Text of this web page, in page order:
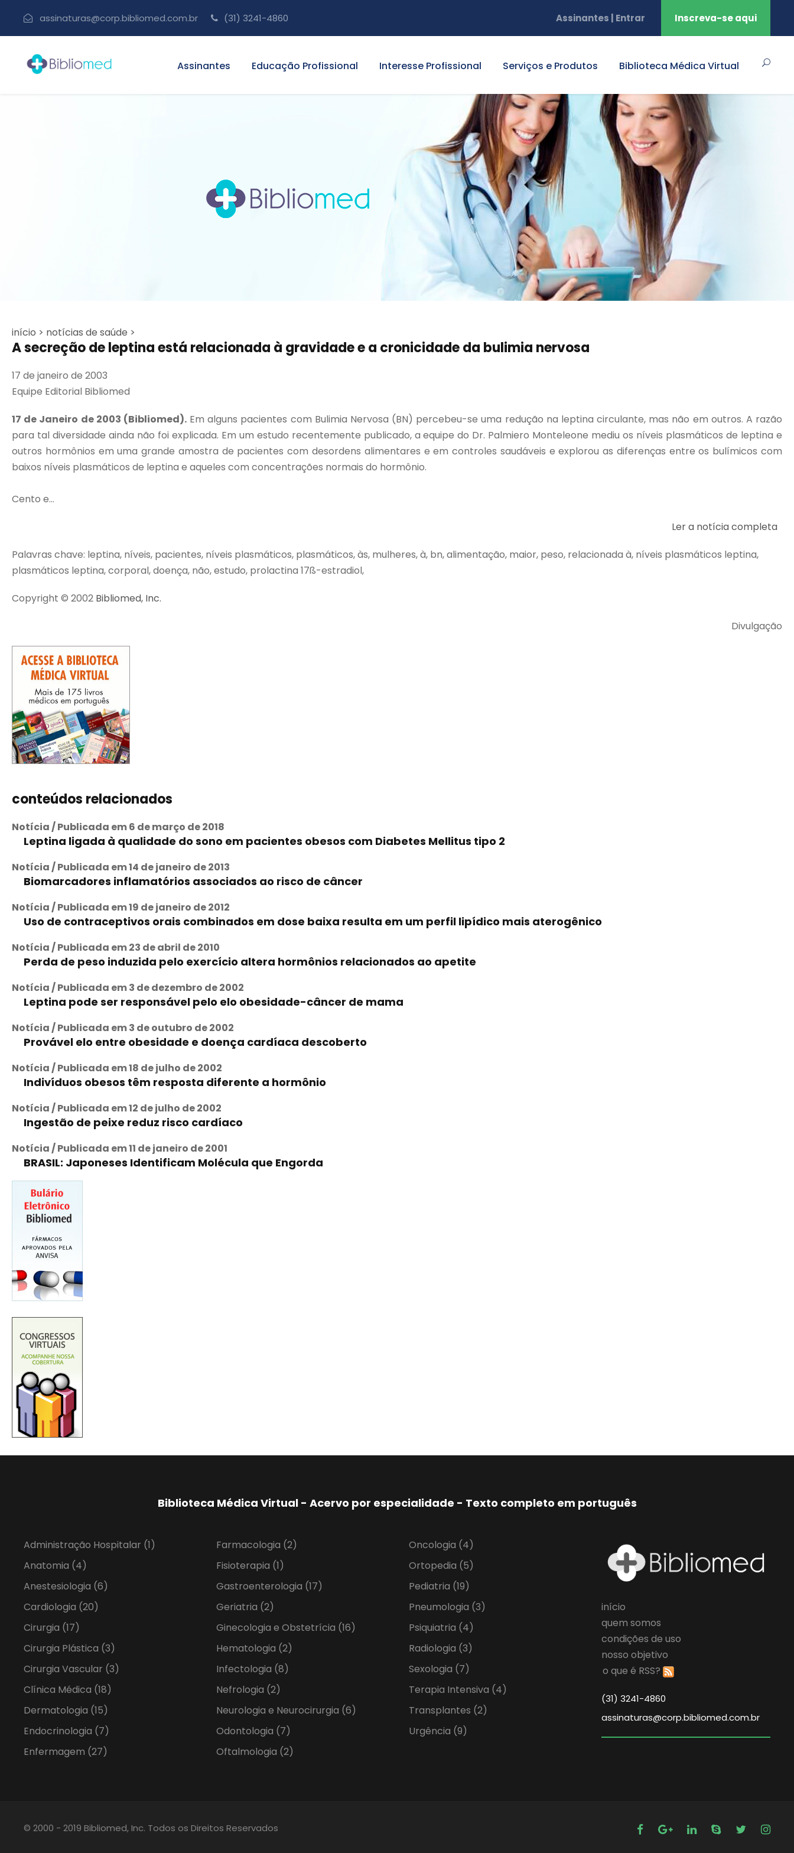
assinaturas@corp.bibliomed.com.br (31) 3241-4860 Assinantes | Entrar Inscreva-se aqui
Assinantes Educação Profissional Interesse Profissional Serviços e Produtos Biblioteca Médica Virtual
início > notícias de saúde >
A secreção de leptina está relacionada à gravidade e a cronicidade da bulimia nervosa
17 de janeiro de 2003
Equipe Editorial Bibliomed
17 de Janeiro de 2003 (Bibliomed).Em alguns pacientes com Bulimia Nervosa (BN) percebeu-se uma redução na leptina circulante, mas não em outros. A razão
para tal diversidade ainda não foi explicada. Em um estudo recentemente publicado, a equipe do Dr. Palmiero Monteleone mediu os níveis plasmáticos de leptina e
outros hormônios em uma grande amostra de pacientes com desordens alimentares e em controles saudáveis e explorou as diferenças entre os bulímicos com
baixos níveis plasmáticos de leptina e aqueles com concentrações normais do hormônio.
Cento e...
Ler a notícia completa
Palavras chave: leptina, níveis, pacientes, níveis plasmáticos, plasmáticos, às, mulheres, à, bn, alimentação, maior, peso, relacionada à, níveis plasmáticos leptina,
plasmáticos leptina, corporal, doença, não, estudo, prolactina 17ß-estradiol,
Copyright © 2002 Bibliomed, Inc.
Divulgação
conteúdos relacionados
Notícia / Publicada em 6 de março de 2018
Leptina ligada à qualidade do sono em pacientes obesos com Diabetes Mellitus tipo 2
Notícia / Publicada em 14 de janeiro de 2013
Biomarcadores inflamatórios associados ao risco de câncer
Notícia / Publicada em 19 de janeiro de 2012
Uso de contraceptivos orais combinados em dose baixa resulta em um perfil lipídico mais aterogênico
Notícia / Publicada em 23 de abril de 2010
Perda de peso induzida pelo exercício altera hormônios relacionados ao apetite
Notícia / Publicada em 3 de dezembro de 2002
Leptina pode ser responsável pelo elo obesidade-câncer de mama
Notícia / Publicada em 3 de outubro de 2002
Provável elo entre obesidade e doença cardíaca descoberto
Notícia / Publicada em 18 de julho de 2002
Indivíduos obesos têm resposta diferente a hormônio
Notícia / Publicada em 12 de julho de 2002
Ingestão de peixe reduz risco cardíaco
Notícia / Publicada em 11 de janeiro de 2001
BRASIL: Japoneses Identificam Molécula que Engorda
Biblioteca Médica Virtual - Acervo por especialidade - Texto completo em português
Administração Hospitalar (1)
Anatomia (4)
Anestesiologia (6)
Cardiologia (20)
Cirurgia (17)
Cirurgia Plástica (3)
Cirurgia Vascular (3)
Clínica Médica (18)
Dermatologia (15)
Endocrinologia (7)
Enfermagem (27)
Farmacologia (2)
Fisioterapia (1)
Gastroenterologia (17)
Geriatria (2)
Ginecologia e Obstetrícia (16)
Hematologia (2)
Infectologia (8)
Nefrologia (2)
Neurologia e Neurocirurgia (6)
Odontologia (7)
Oftalmologia (2)
Oncologia (4)
Ortopedia (5)
Pediatria (19)
Pneumologia (3)
Psiquiatria (4)
Radiologia (3)
Sexologia (7)
Terapia Intensiva (4)
Transplantes (2)
Urgência (9)
início
quem somos
condições de uso
nosso objetivo
o que é RSS?
(31) 3241-4860
assinaturas@corp.bibliomed.com.br
© 2000 - 2019 Bibliomed, Inc. Todos os Direitos Reservados